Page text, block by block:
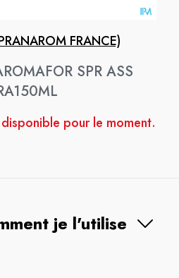
FRANCE)
SPR ASS
pour le moment.
je l'utilise